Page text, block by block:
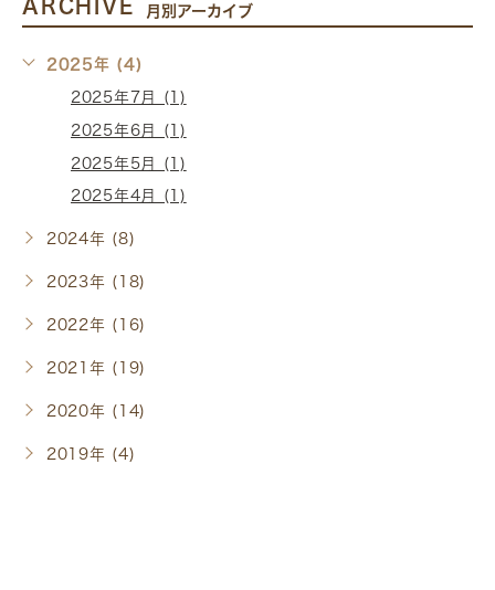
ARCHIVE 月別アーカイブ
2025年 (4)
2025年7月 (1)
2025年6月 (1)
2025年5月 (1)
2025年4月 (1)
2024年 (8)
2023年 (18)
2022年 (16)
2021年 (19)
2020年 (14)
2019年 (4)